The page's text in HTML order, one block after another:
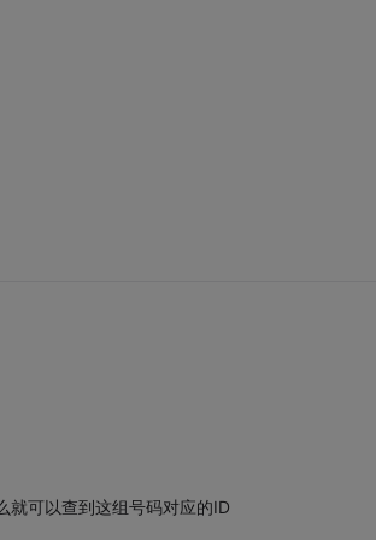
可以查到这组号码对应的ID